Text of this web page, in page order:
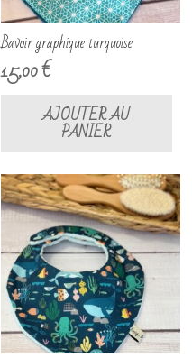
Bavoir graphique turquoise
15,00€
AJOUTER AU
PANIER